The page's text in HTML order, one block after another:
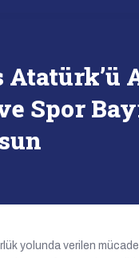
Atatürk’ü
Spor
yolunda verilen